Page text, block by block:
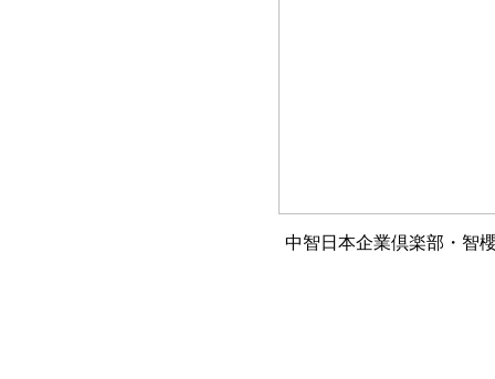
中智日本企業倶楽部・智